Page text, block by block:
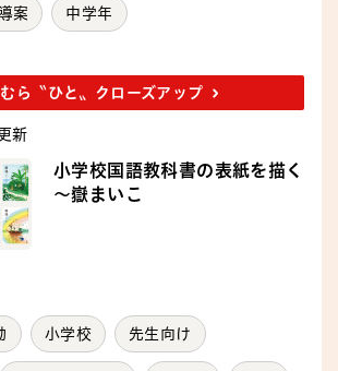
案 中学年
ら〝ひと〟クローズアップ
新
小学校国語教科書の表紙を描く
～嶽まいこ
小学校 先生向け